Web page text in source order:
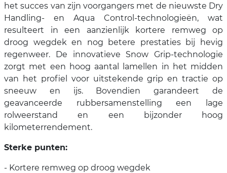
het succes van zijn voorgangers met de nieuwste Dry
Handling- en Aqua Control-technologieën, wat
resulteert in een aanzienlijk kortere remweg op
droog wegdek en nog betere prestaties bij hevig
regenweer. De innovatieve Snow Grip-technologie
zorgt met een hoog aantal lamellen in het midden
van het profiel voor uitstekende grip en tractie op
sneeuw en ijs. Bovendien garandeert de
geavanceerde rubbersamenstelling een lage
rolweerstand en een bijzonder hoog
kilometerrendement.
Sterke punten:
- Kortere remweg op droog wegdek